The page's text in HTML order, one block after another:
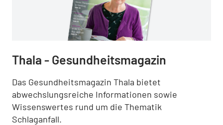
Thala - Gesundheitsmagazin
Das Gesundheitsmagazin Thala bietet
abwechslungsreiche Informationen sowie
Wissenswertes rund um die Thematik
Schlaganfall.